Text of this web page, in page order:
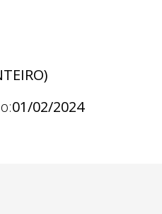
01/02/2024